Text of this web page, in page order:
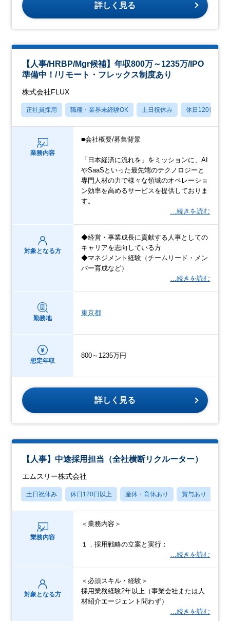
詳しく見る
【人事/HRBP/Mgr候補】年収800万～1235万/IPO
準備中！/リモート・フレックス制度あり
株式会社FLUX
正社員採用 職種・業界未経験OK 土日祝休み 休日120日以上
業務内容
■会社概要/募集背景
「日本経済に流れを」をミッションに、AI
やSaaSといった最先端のテクノロジーと
専門人材の力で様々な領域のオペレーショ
ン効率を高めるサービスを提供しておりま
す。
…続きを読む
対象となる方
◆経営・事業成長に貢献する人事としての
キャリアを志向している方
◆マネジメント経験（チームリード・メン
バー育成など）
…続きを読む
勤務地
東京都
想定年収
800～1235万円
詳しく見る
【人事】中途採用担当（全社横断リクルーター）
エムスリー株式会社
土日祝休み 休日120日以上 産休・育休あり 賞与あり
業務内容
＜業務内容＞
１．採用戦略の立案と実行：
…続きを読む
対象となる方
＜必須スキル・経験＞
採用業務経験2年以上（事業会社または人
材紹介エージェント問わず）
…続きを読む